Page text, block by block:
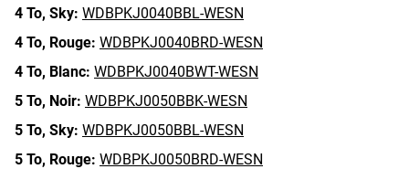
4 To, Sky: WDBPKJ0040BBL-WESN
4 To, Rouge: WDBPKJ0040BRD-WESN
4 To, Blanc: WDBPKJ0040BWT-WESN
5 To, Noir: WDBPKJ0050BBK-WESN
5 To, Sky: WDBPKJ0050BBL-WESN
5 To, Rouge: WDBPKJ0050BRD-WESN